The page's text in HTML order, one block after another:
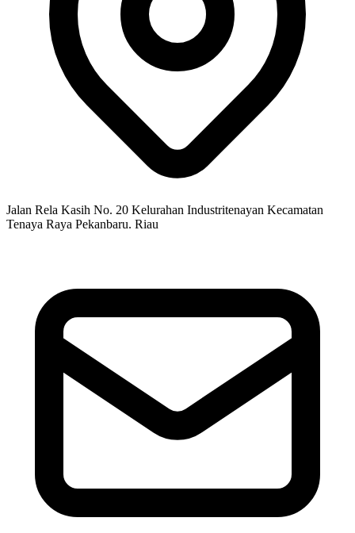
Jalan Rela Kasih No. 20 Kelurahan Industritenayan Kecamatan
Tenaya Raya Pekanbaru. Riau